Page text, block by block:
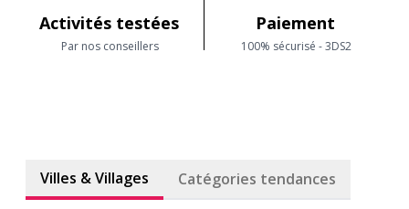
Activités testées
Par nos conseillers
Paiement
100% sécurisé - 3DS2
Villes & Villages Catégories tendances